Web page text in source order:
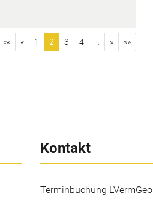
«« « 1 2 3 4 » »»
Kontakt
Terminbuchung LVermGeo